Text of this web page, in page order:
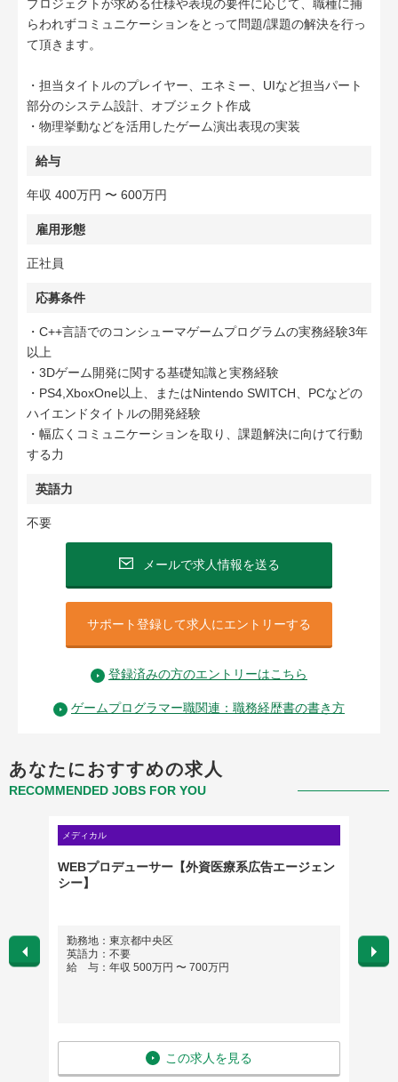
プロジェクトが求める仕様や表現の要件に応じて、職種に捕
らわれずコミュニケーションをとって問題/課題の解決を行っ
て頂きます。
・担当タイトルのプレイヤー、エネミー、UIなど担当パート
部分のシステム設計、オブジェクト作成
・物理挙動などを活用したゲーム演出表現の実装
給与
年収 400万円 〜 600万円
雇用形態
正社員
応募条件
・C++言語でのコンシューマゲームプログラムの実務経験3年
以上
・3Dゲーム開発に関する基礎知識と実務経験
・PS4,XboxOne以上、またはNintendo SWITCH、PCなどの
ハイエンドタイトルの開発経験
・幅広くコミュニケーションを取り、課題解決に向けて行動
する力
英語力
不要
メールで求人情報を送る
サポート登録して求人にエントリーする
登録済みの方のエントリーはこちら
ゲームプログラマー職関連：職務経歴書の書き方
あなたにおすすめの求人
RECOMMENDED JOBS FOR YOU
メディカル
WEBプロデューサー【外資医療系広告エージェン
シー】
勤務地：東京都中央区
英語力：不要
給 与：年収 500万円 〜 700万円
この求人を見る
勤務
英語
給 与